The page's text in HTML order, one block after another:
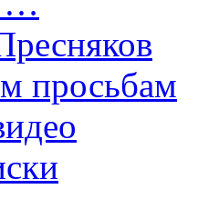
просьбам